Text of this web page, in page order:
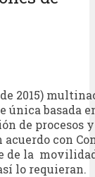
de 2015)
basada
de procesos
con
de la
lo requieran.